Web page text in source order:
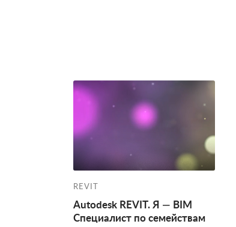
REVIT
Autodesk REVIT. Я — BIM
Специалист по семействам